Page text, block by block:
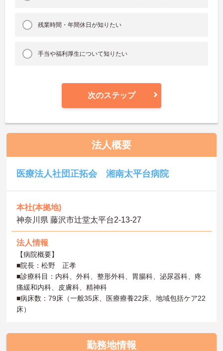
残業時間・年間休日が知りたい
手当や福利厚生について知りたい
次のステップ
法人概要
医療法人社団正拓会 湘南太平台病院
本社(本拠地)
神奈川県 藤沢市辻堂太平台2-13-27
法人情報
【病院概要】
■院長：松野 正孝
■診療科目：内科、外科、整形外科、胃腸科、泌尿器科、疼
痛緩和内科、皮膚科、精神科
■病床数：79床（一般35床、医療療養22床、地域包括ケア22
床）
勤務地情報